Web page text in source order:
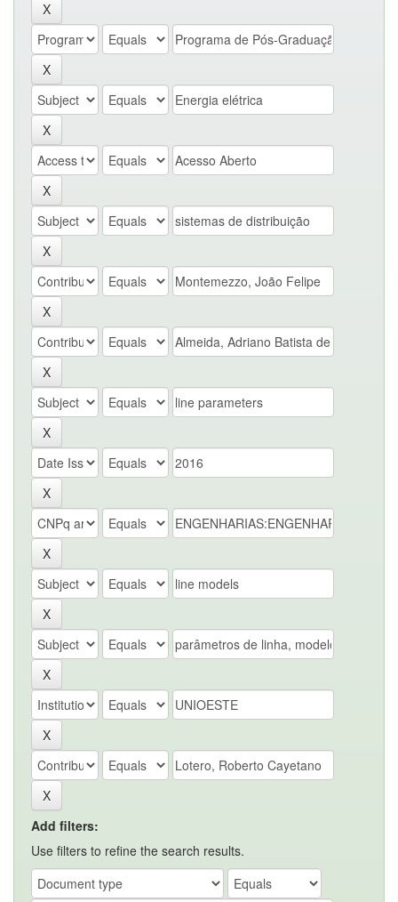
Add filters:
Use filters to refine the search results.